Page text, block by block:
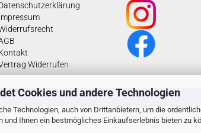
Cookies und andere Technologien
Technologien, auch von Drittanbietern, um die
und Ihnen ein bestmögliches Einkaufserlebnis bieten zu
Widerrufen